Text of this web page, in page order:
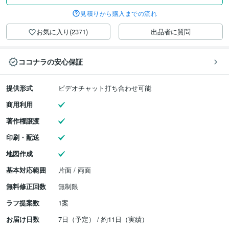
見積りから購入までの流れ
お気に入り(2371) 出品者に質問
ココナラの安心保証
提供形式
ビデオチャット打ち合わせ可能
商用利用
著作権譲渡
印刷・配送
地図作成
基本対応範囲
片面 / 両面
無料修正回数
無制限
ラフ提案数
1案
お届け日数
7日（予定） / 約11日（実績）